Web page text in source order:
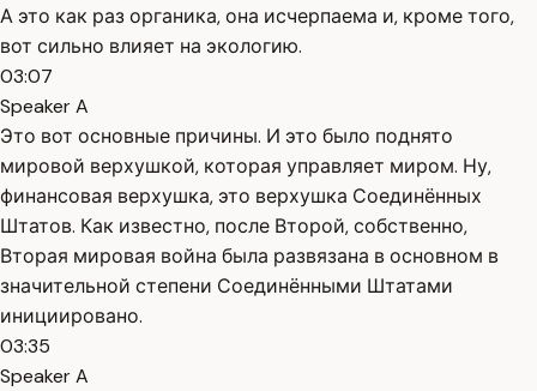
А это как раз органика, она исчерпаема и, кроме того,
вот сильно влияет на экологию.
03:07
Speaker A
Это вот основные причины. И это было поднято
мировой верхушкой, которая управляет миром. Ну,
финансовая верхушка, это верхушка Соединённых
Штатов. Как известно, после Второй, собственно,
Вторая мировая война была развязана в основном в
значительной степени Соединёнными Штатами
инициировано.
03:35
Speaker A